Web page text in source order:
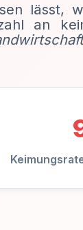
lässt,
an